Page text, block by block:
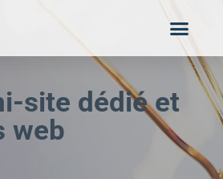
site dédié et
web